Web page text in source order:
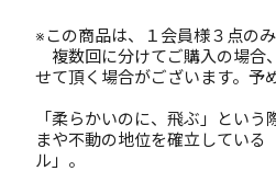
※この商品は、１会員様３点の
複数回に分けてご購入の場合
せて頂く場合がございます。予
「柔らかいのに、飛ぶ」とい
まや不動の地位を確立している
ル」。